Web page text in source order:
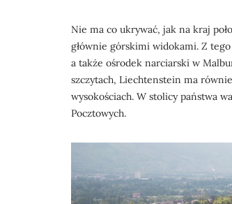
Nie ma co ukrywać, jak na kraj
głównie górskimi widokami. Z
a także ośrodek narciarski w
szczytach, Liechtenstein ma
wysokościach. W stolicy państwa
Pocztowych.